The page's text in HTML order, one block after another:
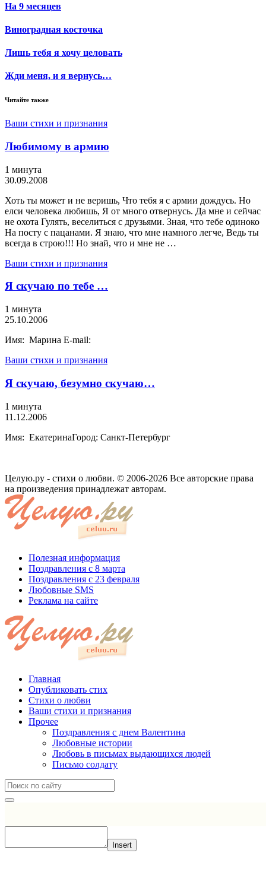
На 9 месяцев
Виноградная косточка
Лишь тебя я хочу целовать
Жди меня, и я вернусь…
Читайте также
Ваши стихи и признания
Любимому в армию
1 минута
30.09.2008
Хоть ты может и не веришь, Что тебя я с армии дождусь. Но
елси человека любишь, Я от много отвернусь. Да мне и сейчас
не охота Гулять, веселиться с друзьями. Зная, что тебе одиноко
На посту с пацанами. Я знаю, что мне намного легче, Ведь ты
всегда в строю!!! Но знай, что и мне не …
Ваши стихи и признания
Я скучаю по тебе …
1 минута
25.10.2006
Имя: Марина E-mail:
Ваши стихи и признания
Я скучаю, безумно скучаю…
1 минута
11.12.2006
Имя: ЕкатеринаГород: Санкт-Петербург
Целую.ру - стихи о любви. © 2006-2026 Все авторские права
на произведения принадлежат авторам.
Полезная информация
Поздравления с 8 марта
Поздравления с 23 февраля
Любовные SMS
Реклама на сайте
Главная
Опубликовать стих
Стихи о любви
Ваши стихи и признания
Прочее
Поздравления с днем Валентина
Любовные истории
Любовь в письмах выдающихся людей
Письмо солдату
Insert